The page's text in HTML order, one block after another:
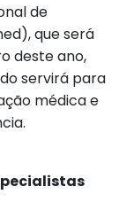
de
que será
deste ano,
servirá para
médica e